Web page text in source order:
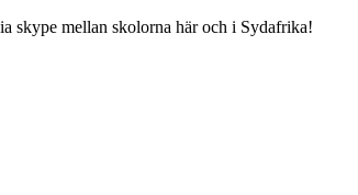
skype mellan skolorna här och i Sydafrika!